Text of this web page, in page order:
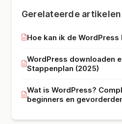
Gerelateerde artikelen
Hoe kan ik de
WordPress downloaden
Stappenplan (2025)
Wat is WordPress?
beginners en